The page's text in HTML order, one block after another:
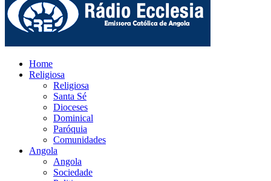
Home
Religiosa
Religiosa
Santa Sé
Dioceses
Dominical
Paróquia
Comunidades
Angola
Angola
Sociedade